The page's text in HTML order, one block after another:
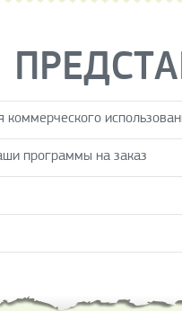
коммерческого
программы на заказ